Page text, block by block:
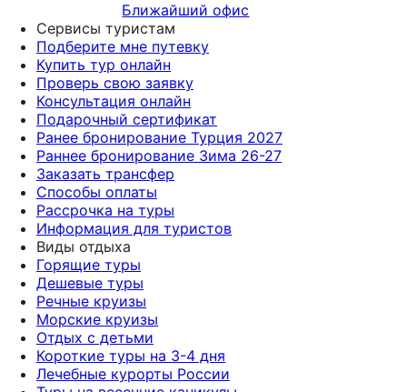
Ближайший офис
Сервисы туристам
Подберите мне путевку
Купить тур онлайн
Проверь свою заявку
Консультация онлайн
Подарочный сертификат
Ранее бронирование Турция 2027
Раннее бронирование Зима 26-27
Заказать трансфер
Способы оплаты
Рассрочка на туры
Информация для туристов
Виды отдыха
Горящие туры
Дешевые туры
Речные круизы
Морские круизы
Отдых с детьми
Короткие туры на 3-4 дня
Лечебные курорты России